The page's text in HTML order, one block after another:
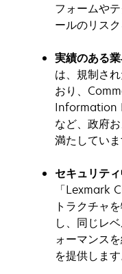
フォームや
ールのリス
実績のある業
は、規制さ
おり、
Information
など、政府
満たしていま
セキュリテ
「Lexmark
トラクチャ
し、同じレ
ォーマンス
を提供します